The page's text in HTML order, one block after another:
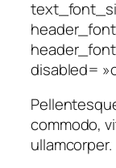
disabled=
commodo,
ullamcorper.